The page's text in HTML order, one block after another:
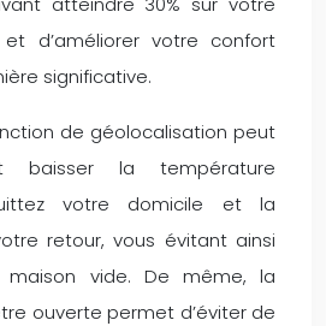
d’améliorer votre confort
significative.
de géolocalisation peut
baisser la température
votre domicile et la
retour, vous évitant ainsi
vide. De même, la
ouverte permet d’éviter de